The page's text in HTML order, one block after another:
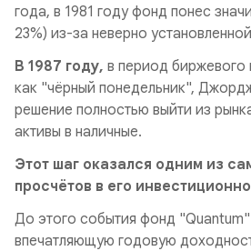
года, в 1981 году фонд понес
23%) из-за неверно
В 1987 году, в период биржевого
как "чёрный понедельник",
решение полностью выйти из
активы в наличные.
Этот шаг оказался одним из
просчётов в его
До этого события фонд
впечатляющую годовую